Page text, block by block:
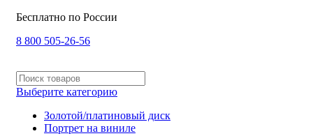
Бесплатно по России
8 800 505-26-56
Выберите категорию
Золотой/платиновый диск
Портрет на виниле